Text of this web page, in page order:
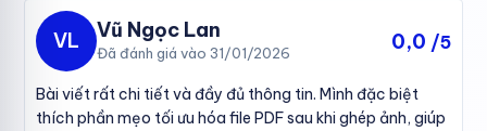
VL Vũ Ngọc Lan
Đã đánh giá vào 31/01/2026 0,0 /5
Bài viết rất chi tiết và đầy đủ thông tin. Mình đặc biệt
thích phần mẹo tối ưu hóa file PDF sau khi ghép ảnh, giúp